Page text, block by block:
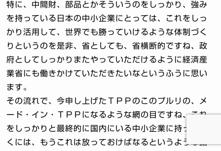
特に、中間財、部品とかそういうのをしっかり、強み
を持っている日本の中小企業にとっては、これをしっ
かり活用して、世界でも勝っていけるような体制づく
りというのを是非、省としても、省横断的ですね、政
府としてしっかりまたやっていただけるように経済産
業省にも働きかけていただきたいなというふうに思い
ます。
その流れで、今申し上げたＴＰＰのこのプルリの、メ
ード・イン・ＴＰＰになるような網の目ですね、これ
をしっかりと最終的に国内にいる中小企業に持ってい
くには、もうこれは放っておけばなるというような話